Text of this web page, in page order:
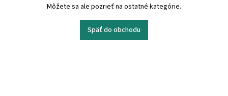
Môžete sa ale pozrieť na ostatné kategórie.
Späť do obchodu